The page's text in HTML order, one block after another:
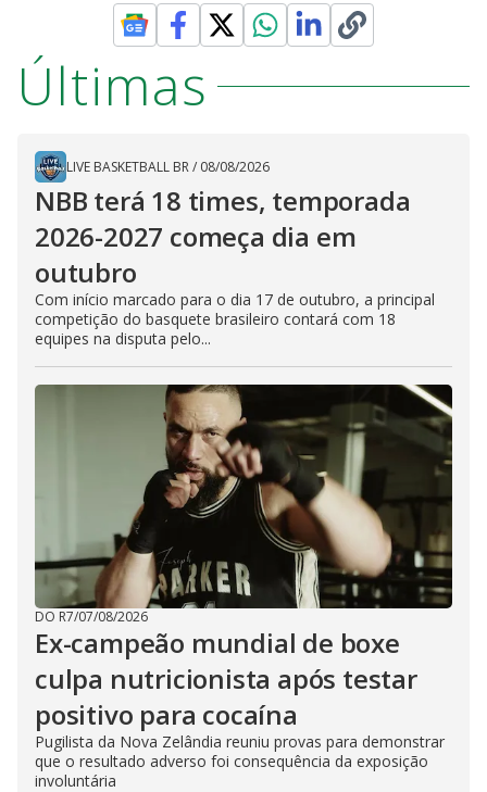
Últimas
LIVE BASKETBALL BR/ 08/08/2026
NBB terá 18 times, temporada
2026-2027 começa dia em
outubro
Com início marcado para o dia 17 de outubro, a principal
competição do basquete brasileiro contará com 18
equipes na disputa pelo...
DO R7/07/08/2026
Ex-campeão mundial de boxe
culpa nutricionista após testar
positivo para cocaína
Pugilista da Nova Zelândia reuniu provas para demonstrar
que o resultado adverso foi consequência da exposição
involuntária